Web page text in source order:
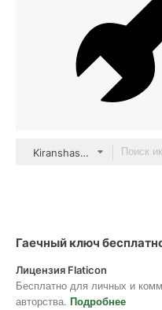
Kiranshastry Solid
Гаечный ключ
Лицензия Flaticon
Бесплатно для личных и
авторства. Подробнее